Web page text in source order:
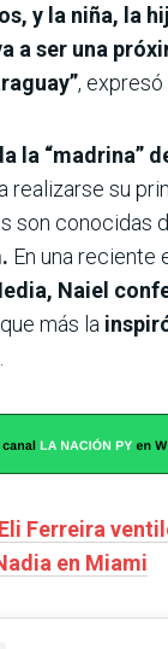
y la niña, la
a ser una
, expresó
la “madrina”
realizarse su
son conocidas
En una reciente
Naiel
más la
Ferreira
en Miami